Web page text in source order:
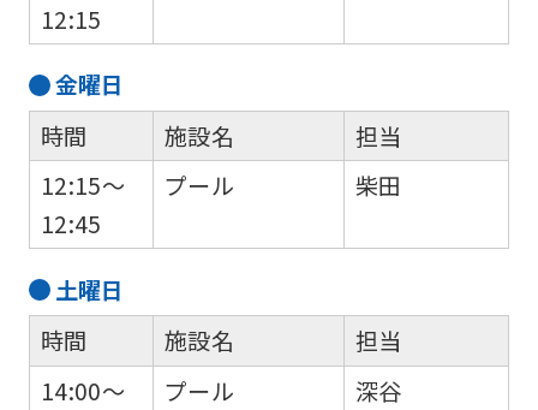
12:15
金曜日
時間
12:15～
12:45
施設名
プール
担当
柴田
土曜日
時間
14:00～
施設名
プール
担当
深谷